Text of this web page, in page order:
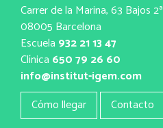
Carrer de la Marina, 63 Bajos 2ª
08005 Barcelona
Escuela 932 21 13 47
Clínica 650 79 26 60
info@institut-igem.com
Cómo llegar
Contacto